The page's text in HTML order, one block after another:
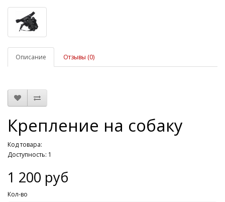
Описание Отзывы (0)
Крепление на собаку
Код товара:
Доступность: 1
1 200 руб
Кол-во